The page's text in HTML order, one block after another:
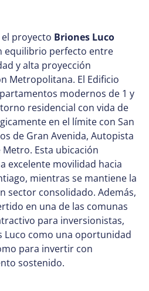
el proyecto Briones Luco
equilibrio perfecto entre
y alta proyección
Metropolitana. El Edificio
modernos de 1 y
residencial con vida de
en el límite con San
de Gran Avenida, Autopista
Esta ubicación
excelente movilidad hacia
mientras se mantiene la
sector consolidado. Además,
en una de las comunas
para inversionistas,
Luco como una oportunidad
para invertir con
sostenido.